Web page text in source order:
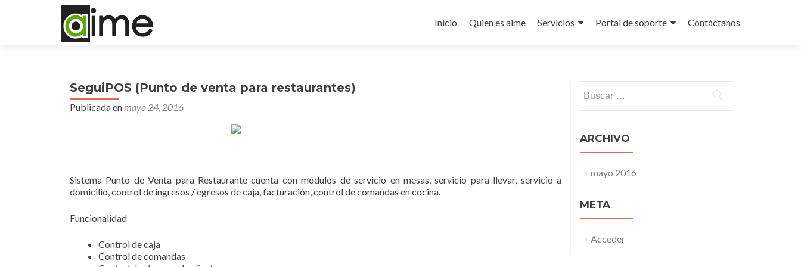
al
Inicio Quien es aime Servicios Portal de soporte Contáctanos
SeguiPOS (Punto de venta para restaurantes)
Publicada enmayo 24, 2016
Sistema Punto de Venta para Restaurante cuenta con módulos de servicio en mesas, servicio para llevar, servicio a
domicilio, control de ingresos / egresos de caja, facturación, control de comandas en cocina.
Funcionalidad
Control de caja
Control de comandas
ARCHIVO
mayo 2016
META
Acceder